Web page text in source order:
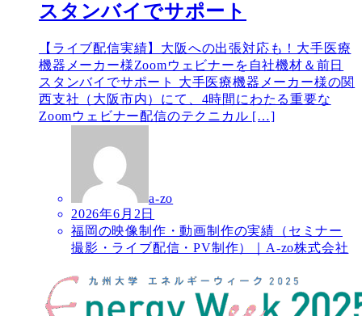
スタンバイでサポート
【ライブ配信実績】大阪への出張対応も！大手医療
機器メーカー様Zoomウェビナーを自社機材＆前日
スタンバイでサポート 大手医療機器メーカー様の関
西支社（大阪市内）にて、4時間にわたる重要な
Zoomウェビナー配信のテクニカル […]
a-zo
2026年6月2日
福岡の映像制作・動画制作の実績（セミナー
撮影・ライブ配信・PV制作）｜A-zo株式会社